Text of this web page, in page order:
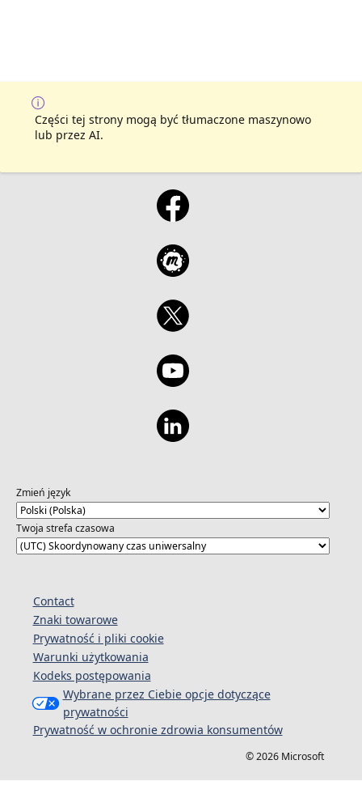
Części tej strony mogą być tłumaczone maszynowo
lub przez AI.
Zmień język
Twoja strefa czasowa
Contact
Znaki towarowe
Prywatność i pliki cookie
Warunki użytkowania
Kodeks postępowania
Wybrane przez Ciebie opcje dotyczące
prywatności
Prywatność w ochronie zdrowia konsumentów
© 2026 Microsoft